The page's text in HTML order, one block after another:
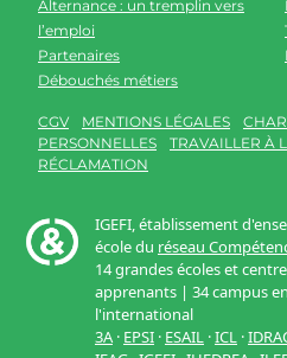
Alternance : un tremplin vers
l’emploi
Partenaires
Débouchés métiers
CGV MENTIONS LÉGALES
PERSONNELLES
TRAVAILLER À
RÉCLAMATION